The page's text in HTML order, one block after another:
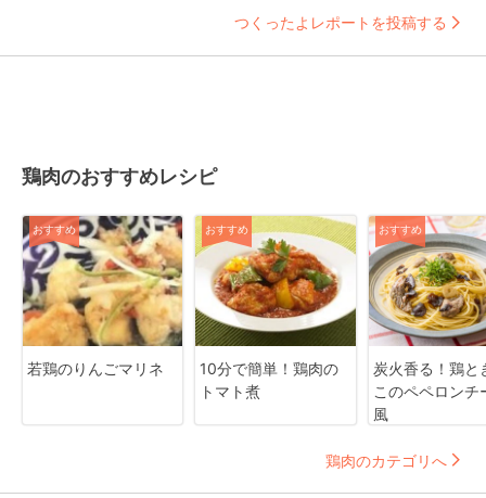
つくったよレポートを投稿する
鶏肉のおすすめレシピ
おすすめ
若鶏のりんごマリネ
おすすめ
10分で簡単！鶏肉の
トマト煮
おすすめ
炭火香る！鶏と
このペペロンチ
風
鶏肉のカテゴリへ